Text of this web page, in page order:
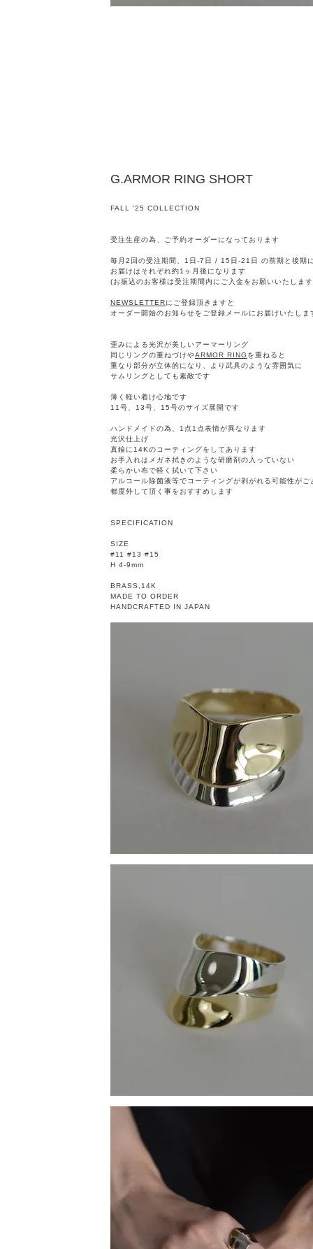
G.ARMOR RING SHORT
FALL '25 COLLECTION
受注生産の為、ご予約オーダーになっております
毎月2回の受注期間、1日-7日 / 15日-21日 の前期と後期
お届けはそれぞれ約1ヶ月後になります
(お振込のお客様は受注期間内にご入金をお願いいたしま
NEWSLETTERにご登録頂きますと
オーダー開始のお知らせをご登録メールにお届けいたしま
歪みによる光沢が美しいアーマーリング
同じリングの重ねづけやARMOR RING を重ねると
重なり部分が立体的になり、より武具のような雰囲気に
サムリングとしても素敵です
薄く軽い着け心地です
11号、13号、15号のサイズ展開です
ハンドメイドの為、1点1点表情が異なります
光沢仕上げ
真鍮に14Kのコーティングをしてあります
お手入れはメガネ拭きのような研磨剤の入っていない
柔らかい布で軽く拭いて下さい
アルコール除菌液等でコーティングが剥がれる可能性がご
都度外して頂く事をおすすめします
SPECIFICATION
SIZE
#11 #13 #15
H 4-9mm
BRASS,14K
MADE TO ORDER
HANDCRAFTED IN JAPAN